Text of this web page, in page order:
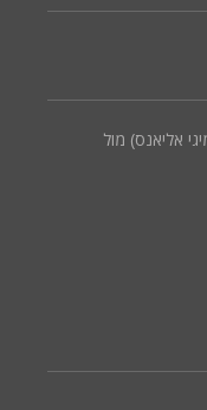
(צמיגי אליאנס) מול